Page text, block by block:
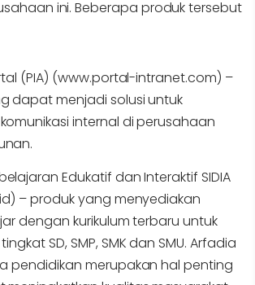
ini. Beberapa produk tersebut
(PIA) (www.portal-intranet.com) –
dapat menjadi solusi untuk
internal di perusahaan
Edukatif dan Interaktif SIDIA
– produk yang menyediakan
dengan kurikulum terbaru untuk
SD, SMP, SMK dan SMU. Arfadia
pendidikan merupakan hal penting